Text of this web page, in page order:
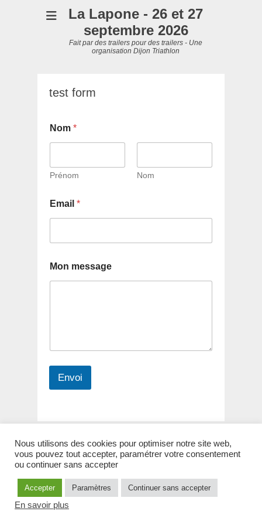
La Lapone - 26 et 27
septembre 2026
Fait par des trailers pour des trailers - Une
organisation Dijon Triathlon
test form
Nom *
Prénom Nom
N
o
a
i
l
Email *
Mon message
Envoi
Copyright © 2026La Lapone – 26 et 27 septembre 2026
Nous utilisons des cookies pour optimiser notre site web,
vous pouvez tout accepter, paramétrer votre consentement
ou continuer sans accepter
Accepter Paramètres Continuer sans accepter
En savoir plus